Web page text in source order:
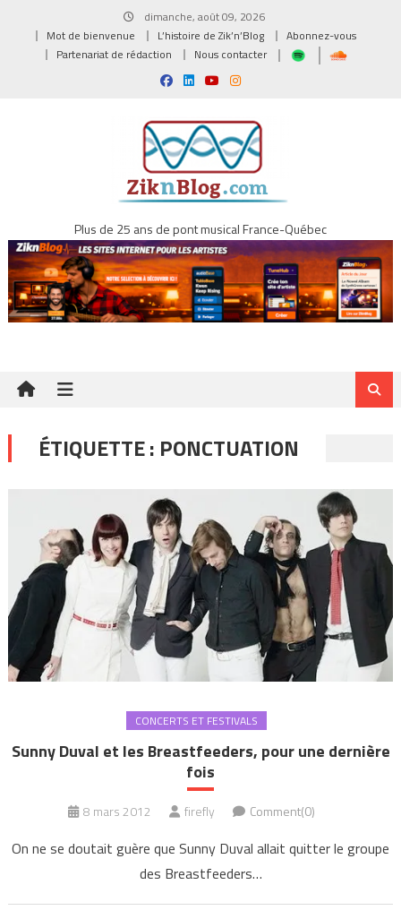
dimanche, août 09, 2026
Mot de bienvenue
L’histoire de Zik’n’Blog
Abonnez-vous
Partenariat de rédaction
Nous contacter
Plus de 25 ans de pont musical France-Québec
ÉTIQUETTE : PONCTUATION
CONCERTS ET FESTIVALS
Sunny Duval et les Breastfeeders, pour une dernière
fois
8 mars 2012 firefly Comment(0)
On ne se doutait guère que Sunny Duval allait quitter le groupe
des Breastfeeders…